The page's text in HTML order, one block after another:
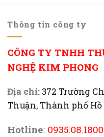
Thông tin công ty
CÔNG TY TNHH
NGHỆ KIM PHONG
Địa chỉ: 372 Trường
Thuận, Thành phố
Hotline: 0935.08.1800